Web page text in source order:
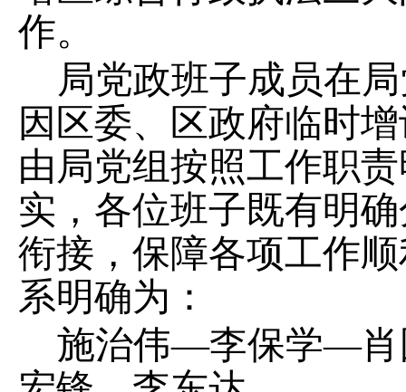
作。
局党政班子成员在
因 区委、区政府临时
由局党组按照工作职
实，各位班子既有明
衔接，保障各项工作
系明确为：
施治伟—李保学—